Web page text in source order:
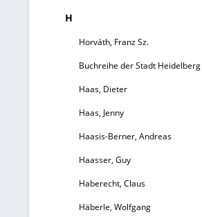
H
Horváth, Franz Sz.
Buchreihe der Stadt Heidelberg
Haas, Dieter
Haas, Jenny
Haasis-Berner, Andreas
Haasser, Guy
Haberecht, Claus
Häberle, Wolfgang